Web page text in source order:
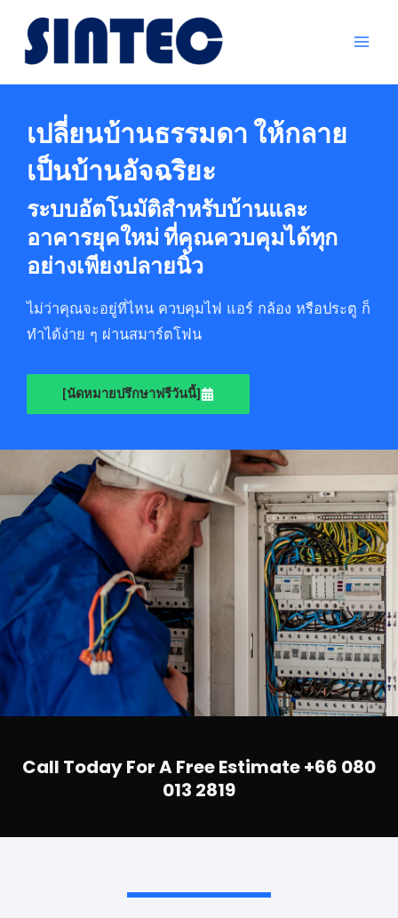
content
เปลี่ยนบ้านธรรมดา ให้กลาย
เป็นบ้านอัจฉริยะ
ระบบอัตโนมัติสำหรับบ้านและ
อาคารยุคใหม่ ที่คุณควบคุมได้ทุก
อย่างเพียงปลายนิ้ว
ไม่ว่าคุณจะอยู่ที่ไหน ควบคุมไฟ แอร์ กล้อง หรือประตู ก็
ทำได้ง่าย ๆ ผ่านสมาร์ตโฟน
[นัดหมายปรึกษาฟรีวันนี้]
Call Today For A Free Estimate +66 080
013 2819